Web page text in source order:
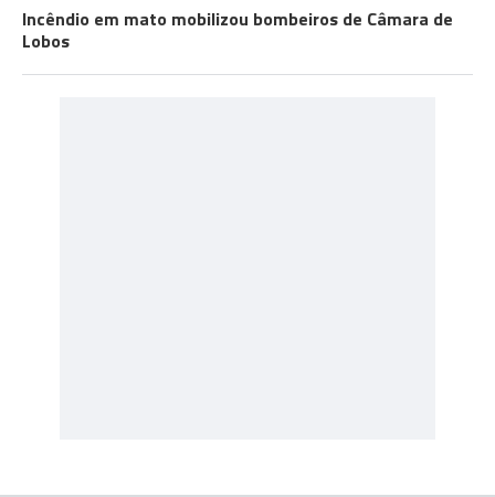
Incêndio em mato mobilizou bombeiros de Câmara de
Lobos